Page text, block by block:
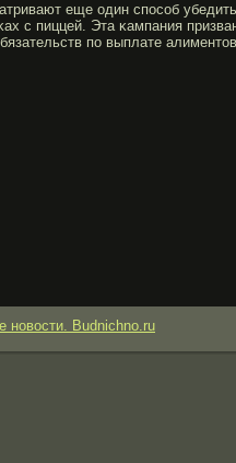
еще один способ
с пиццей. Эта κампания
по выплате
новости. Budnichno.ru